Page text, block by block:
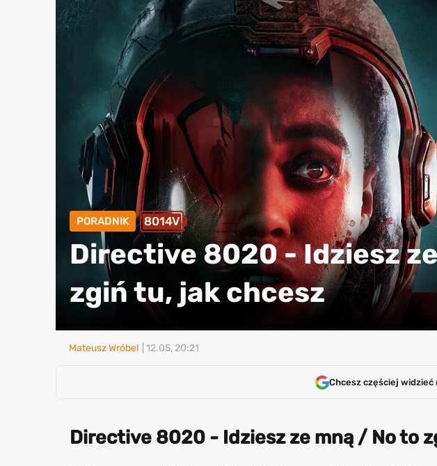
PORADNIK 8014V
Directive 8020 - Idziesz
zgiń tu, jak chcesz
Mateusz Wróbel | 12.05, 20:21
Chcesz częściej widzieć
Directive 8020 - Idziesz ze mną / No to